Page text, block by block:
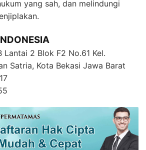
yang sah, dan melindungi
Lantai 2 Blok F2 No.61 Kel.
Satria, Kota Bekasi Jawa Barat